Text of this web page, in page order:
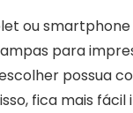
ou smartphone
para
possua
fica mais